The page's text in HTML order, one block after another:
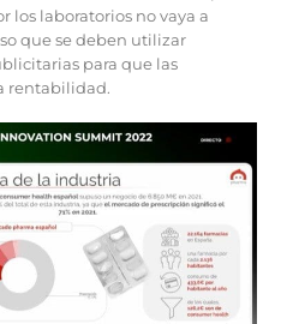
los laboratorios no vaya a
que se deben utilizar
para que las
rentabilidad.